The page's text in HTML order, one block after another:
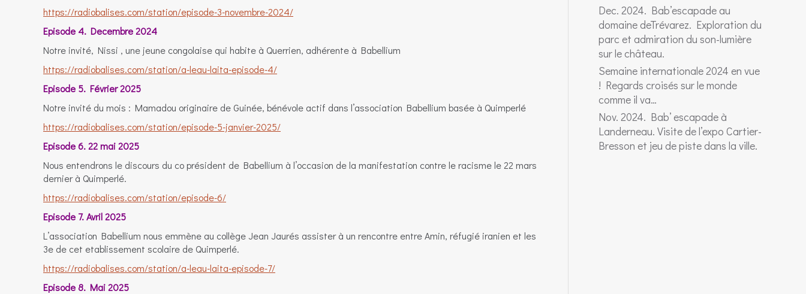
https://radiobalises.com/station/episode-3-novembre-2024/
Episode 4. Decembre 2024
Notre invité, Nissi , une jeune congolaise qui habite à Querrien, adhérente à Babellium
https://radiobalises.com/station/a-leau-laita-episode-4/
Episode 5. Février 2025
Notre invité du mois : Mamadou originaire de Guinée, bénévole actif dans l’association Babellium basée à Quimperlé
https://radiobalises.com/station/episode-5-janvier-2025/
Episode 6. 22 mai 2025
Nous entendrons le discours du co président de Babellium à l’occasion de la manifestation contre le racisme le 22 mars
dernier à Quimperlé.
https://radiobalises.com/station/episode-6/
Episode 7. Avril 2025
L’association Babellium nous emmène au collège Jean Jaurés assister à un rencontre entre Amin, réfugié iranien et les
3e de cet etablissement scolaire de Quimperlé.
https://radiobalises.com/station/a-leau-laita-episode-7/
Episode 8. Mai 2025
Dec. 2024. Bab’escapade au
domaine deTrévarez. Exploration du
parc et admiration du son-lumière
sur le château.
Semaine internationale 2024 en vue
! Regards croisés sur le monde
comme il va…
Nov. 2024. Bab’ escapade à
Landerneau. Visite de l’expo Cartier-
Bresson et jeu de piste dans la ville.